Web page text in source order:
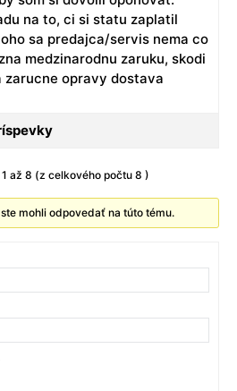
na to, ci si statu zaplatil
sa predajca/servis nema co
medzinarodnu zaruku, skodi
zarucne opravy dostava
až 8 (z celkového počtu 8 )
mohli odpovedať na túto tému.